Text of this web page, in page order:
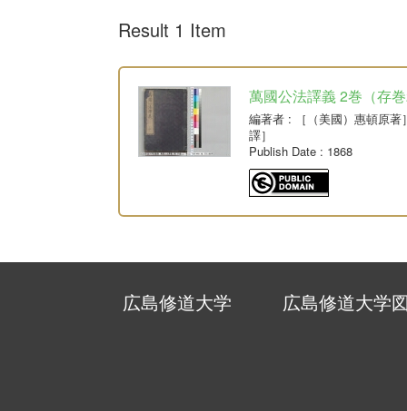
Result 1 Item
萬國公法譯義 2巻（存
編著者 : ［（美國）惠頓原
譯］
Publish Date : 1868
広島修道大学 広島修道大学